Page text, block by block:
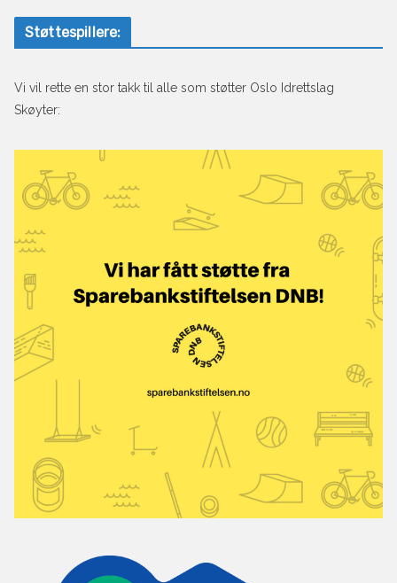
Støttespillere:
Vi vil rette en stor takk til alle som støtter Oslo Idrettslag
Skøyter: